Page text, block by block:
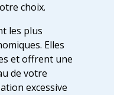
choix.
les plus
Elles
et offrent une
de votre
excessive